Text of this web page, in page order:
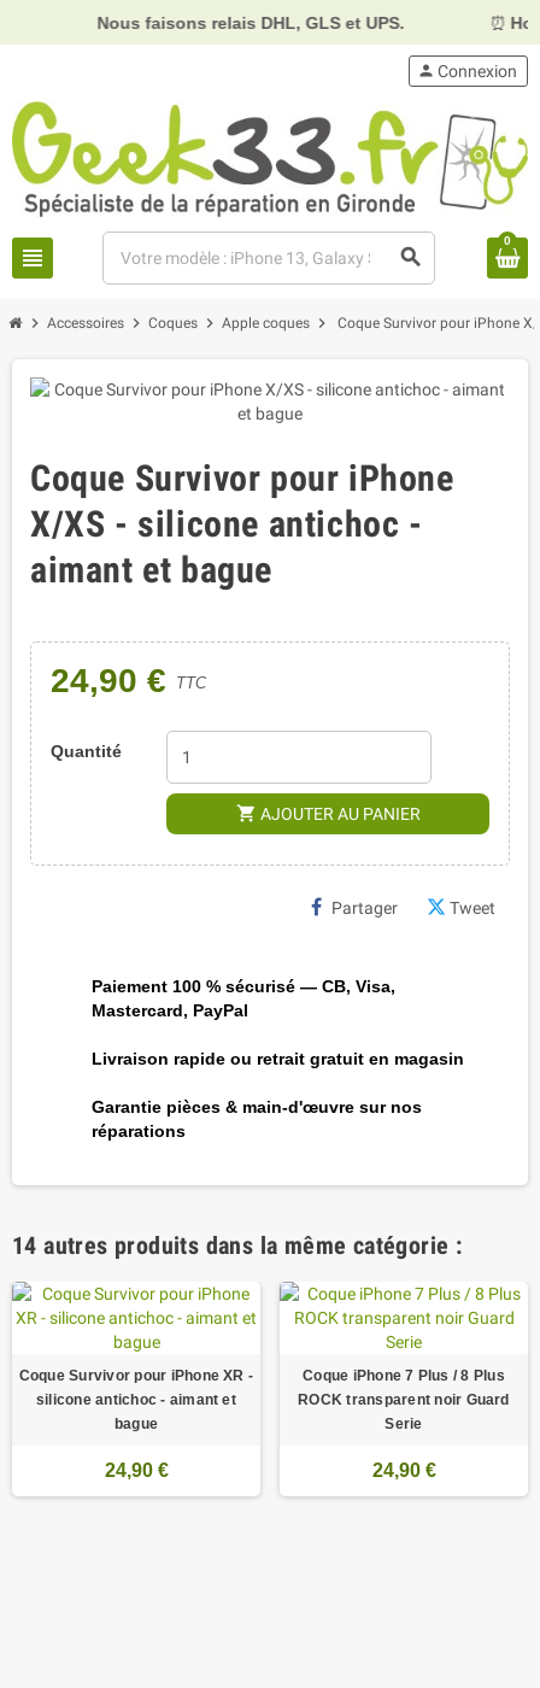
Nous faisons relais DHL, GLS et UPS. ⏰
view_headline search
person Connexion
0
chevron_right Accessoires chevron_right Coques chevron_right Apple coques chevron_right Coque Survivor pour iPhone
Coque Survivor pour iPhone
X/XS - silicone antichoc -
aimant et bague
24,90 € TTC
Quantité
shopping_cart AJOUTER AU PANIER
Partager Tweet
Paiement 100 % sécurisé — CB, Visa,
Mastercard, PayPal
Livraison rapide ou retrait gratuit en magasin
Garantie pièces & main-d'œuvre sur nos
réparations
14 autres produits dans la même catégorie :
Coque Survivor pour iPhone XR -
silicone antichoc - aimant et
bague
24,90 €
Coque iPhone 7 Plus / 8 Plus
ROCK transparent noir Guard
Serie
24,90 €